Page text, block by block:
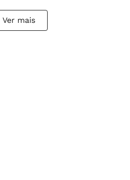
Ver mais